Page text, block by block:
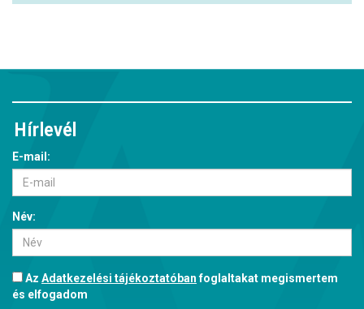
Hírlevél
E-mail:
Név:
Az Adatkezelési tájékoztatóbanfoglaltakat megismertem
és elfogadom